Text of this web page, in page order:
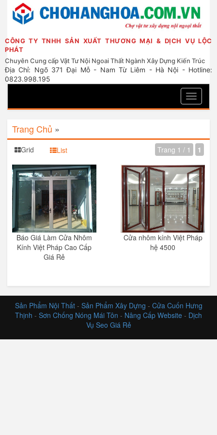
CÔNG TY TNHH SẢN XUẤT THƯƠNG MẠI & DỊCH VỤ LỘC
PHÁT
Chuyên Cung cấp Vật Tư Nội Ngoai Thất Ngành Xây Dựng Kiến Trúc
Địa Chỉ: Ngõ 371 Đại Mỗ - Nam Từ Liêm - Hà Nội - Hotline:
0823.998.195
Toggle
Trang Chủ »
Grid List Trang 1 / 1 1
Báo Giá Làm Cửa Nhôm
Kính Việt Pháp Cao Cấp
Giá Rẻ
Cửa nhôm kính Việt Pháp
hệ 4500
Sản Phẩm Nội Thất- Sản Phẩm Xây Dựng - Cửa Cuốn Hưng
Thịnh - Sơn Chống Nóng Mái Tôn - Nâng Cấp Website - Dịch
Vụ Seo Giá Rẻ